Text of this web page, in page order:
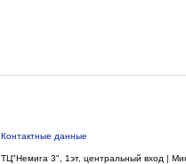
Контактные данные
ТЦ"Немига 3", 1эт, центральный вход |